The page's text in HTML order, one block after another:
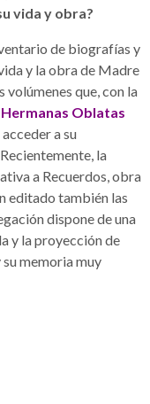
vida y obra?
de biografías y
y la obra de Madre
volúmenes que, con la
Oblatas
a su
la
a Recuerdos, obra
editado también las
dispone de una
y la proyección de
memoria muy